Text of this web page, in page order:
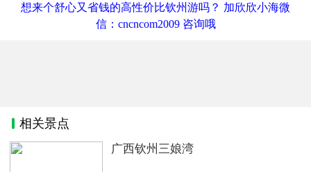
想来个舒心又省钱的高性价比钦州游吗？ 加欣欣小海微
信：cncncom2009 咨询哦
相关景点
广西钦州三娘湾